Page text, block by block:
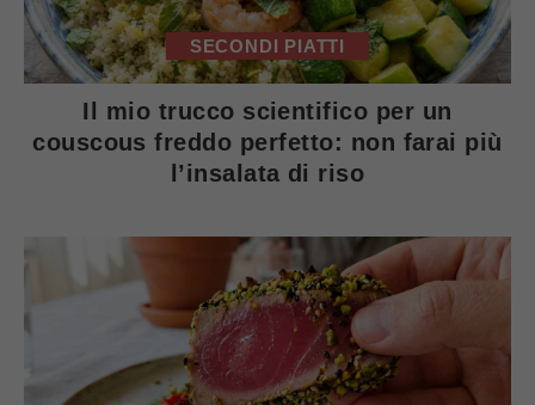
SECONDI PIATTI
Il mio trucco scientifico per un
couscous freddo perfetto: non farai più
l’insalata di riso